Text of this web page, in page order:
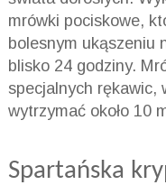
mrówki pociskowe,
bolesnym ukąszeniu
blisko 24 godziny.
specjalnych rękawic,
wytrzymać około 10
Spartańska